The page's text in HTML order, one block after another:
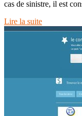
cas de sinistre, il est
Lire la suite